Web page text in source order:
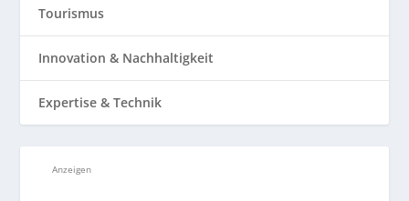
Tourismus
Innovation & Nachhaltigkeit
Expertise & Technik
Anzeigen